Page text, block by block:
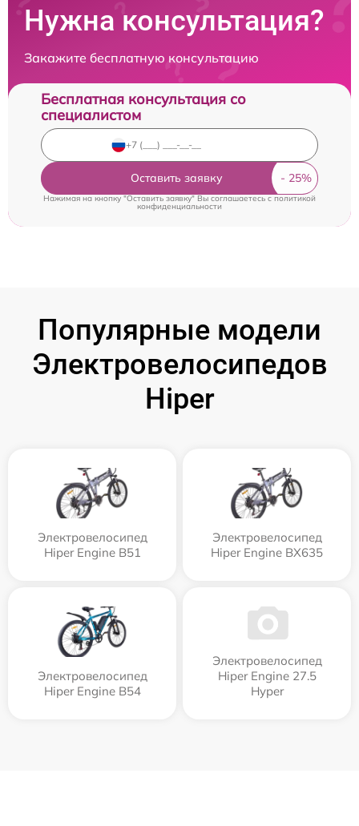
Нужна консультация?
Закажите бесплатную консультацию
Бесплатная консультация со
специалистом
Оставить заявку
Нажимая на кнопку "Оставить заявку" Вы соглашаетесь cполитикой
конфиденциальности
Популярные модели
Электровелосипедов
Hiper
Электровелосипед
Hiper Engine B51
Электровелосипед
Hiper Engine BX635
Электровелосипед
Hiper Engine B54
Электровелосипед
Hiper Engine 27.5
Нyper